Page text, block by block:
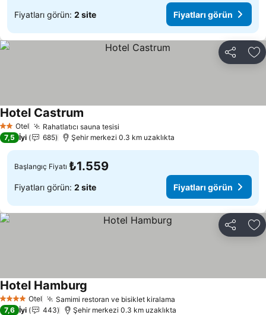
Fiyatları görün: 2 site Fiyatları görün
Paylaş
2 Yıldız
Otel Rahatlatıcı sauna tesisi
Hotel Castrum
7,5 İyi 685 Şehir merkezi 0.3 km uzaklıkta
Başlangıç Fiyatı ₺1.559
Fiyatları görün: 2 site Fiyatları görün
Paylaş
4 Yıldız Otel Samimi restoran ve bisiklet kiralama
Hotel Hamburg
7,6 İyi 443 Şehir merkezi 0.3 km uzaklıkta